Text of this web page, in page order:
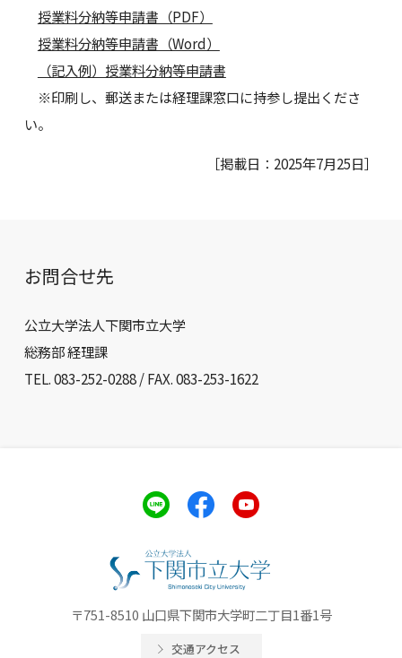
授業料分納等申請書（PDF）
授業料分納等申請書（Word）
（記入例）授業料分納等申請書
※印刷し、郵送または経理課窓口に持参し提出くださ
い。
［掲載日：2025年7月25日］
お問合せ先
公立大学法人下関市立大学
総務部 経理課
TEL. 083-252-0288 / FAX. 083-253-1622
〒751-8510 山口県下関市大学町二丁目1番1号
交通アクセス